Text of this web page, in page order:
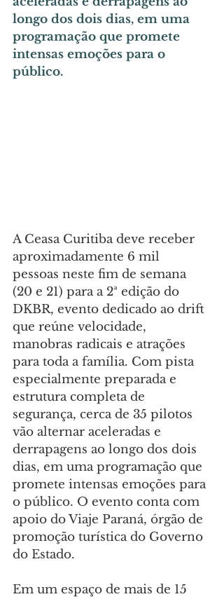
longo dos dois dias, em uma
programação que promete
intensas emoções para o
público.
A Ceasa Curitiba deve receber
aproximadamente 6 mil
pessoas neste fim de semana
(20 e 21) para a 2ª edição do
DKBR, evento dedicado ao drift
que reúne velocidade,
manobras radicais e atrações
para toda a família. Com pista
especialmente preparada e
estrutura completa de
segurança, cerca de 35 pilotos
vão alternar aceleradas e
derrapagens ao longo dos dois
dias, em uma programação que
promete intensas emoções para
o público. O evento conta com
apoio do Viaje Paraná, órgão de
promoção turística do Governo
do Estado.
Em um espaço de mais de 15